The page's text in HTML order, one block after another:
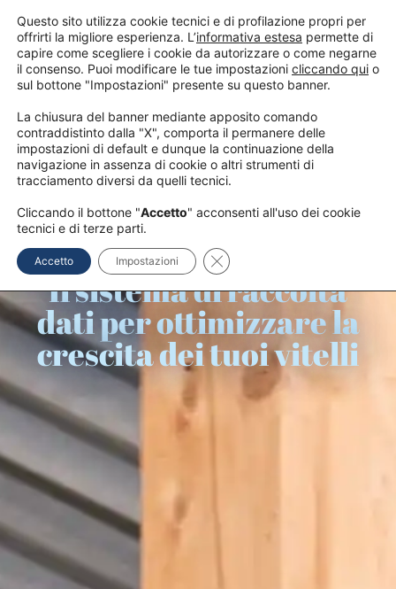
CONTATTACI
CALFGUIDE
Il sistema di raccolta
dati per ottimizzare la
crescita dei tuoi vitelli
Questo sito utilizza cookie tecnici e di profilazione propri per
offrirti la migliore esperienza. L’informativa estesa permette di
capire come scegliere i cookie da autorizzare o come negarne
il consenso. Puoi modificare le tue impostazioni cliccando qui o
sul bottone "Impostazioni" presente su questo banner.
La chiusura del banner mediante apposito comando
contraddistinto dalla "X", comporta il permanere delle
impostazioni di default e dunque la continuazione della
navigazione in assenza di cookie o altri strumenti di
tracciamento diversi da quelli tecnici.
Cliccando il bottone "Accetto" acconsenti all'uso dei cookie
tecnici e di terze parti.
Accetto Impostazioni Close GDPR Cookie Banner